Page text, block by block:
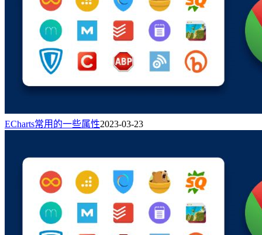
ECharts常用的一些属性2023-03-23